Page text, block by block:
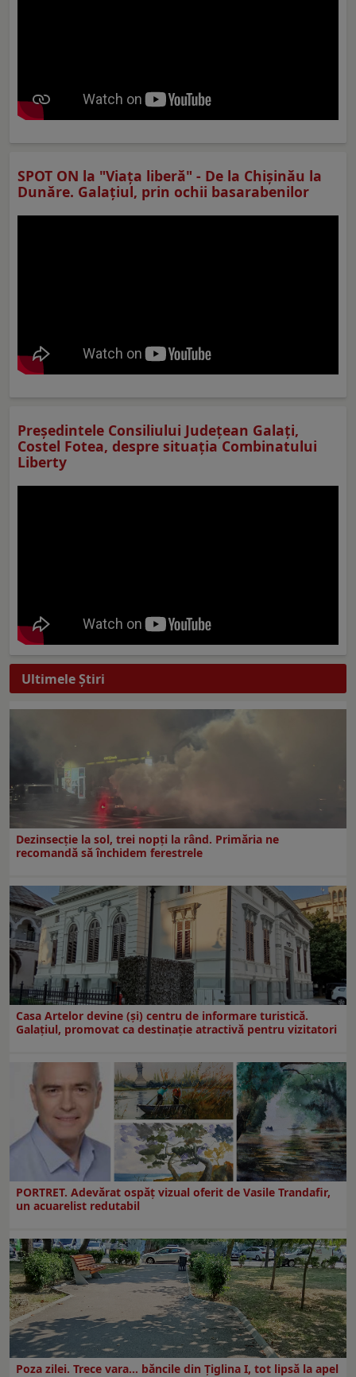
SPOT ON la "Viaţa liberă" - De la Chișinău la
Dunăre. Galațiul, prin ochii basarabenilor
Preşedintele Consiliului Judeţean Galaţi,
Costel Fotea, despre situaţia Combinatului
Liberty
Ultimele Ştiri
Dezinsecţie la sol, trei nopţi la rând. Primăria ne
recomandă să închidem ferestrele
Casa Artelor devine (şi) centru de informare turistică.
Galaţiul, promovat ca destinaţie atractivă pentru vizitatori
PORTRET. Adevărat ospăț vizual oferit de Vasile Trandafir,
un acuarelist redutabil
Poza zilei. Trece vara… băncile din Ţiglina I, tot lipsă la apel